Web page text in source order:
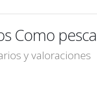
Como
y valoraciones